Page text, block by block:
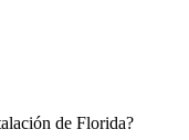
de Florida?